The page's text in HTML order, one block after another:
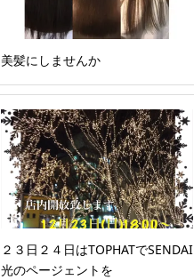
美髪にしませんか
２３日２４日はTOPHATでSENDAI
光のページェントを